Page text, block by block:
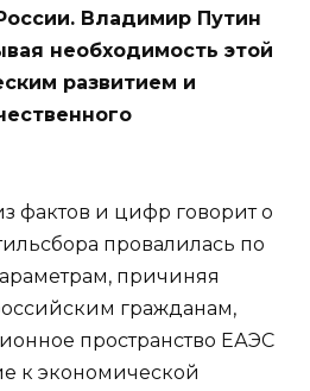
Владимир Путин
необходимость этой
развитием и
фактов и цифр говорит о
провалилась по
причиняя
гражданам,
пространство ЕАЭС
к экономической